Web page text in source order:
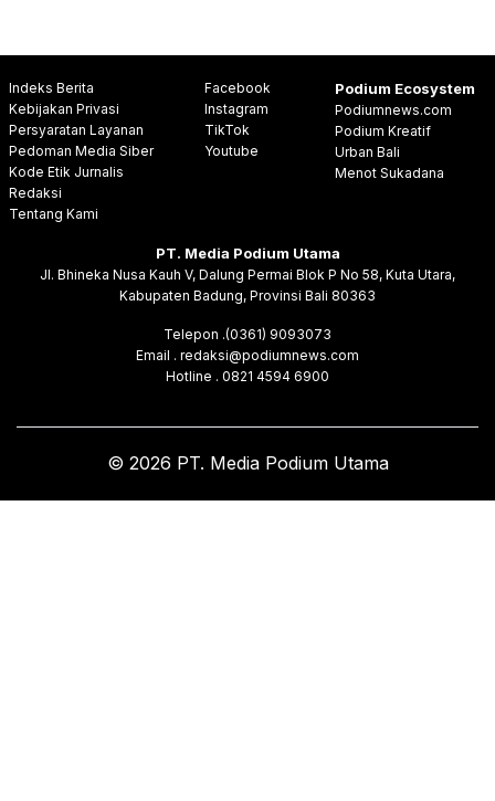
Indeks Berita
Kebijakan Privasi
Persyaratan Layanan
Pedoman Media Siber
Kode Etik Jurnalis
Redaksi
Tentang Kami
Facebook
Instagram
TikTok
Youtube
Podium Ecosystem
Podiumnews.com
Podium Kreatif
Urban Bali
Menot Sukadana
PT. Media Podium Utama
Jl. Bhineka Nusa Kauh V, Dalung Permai Blok P No 58, Kuta Utara,
Kabupaten Badung, Provinsi Bali 80363
Telepon .(0361) 9093073
Email . redaksi@podiumnews.com
Hotline . 0821 4594 6900
© 2026 PT. Media Podium Utama